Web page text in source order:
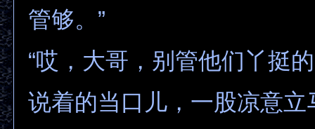
管够。”
“哎，大哥，别管他们丫挺
说着的当口儿，一股凉意立